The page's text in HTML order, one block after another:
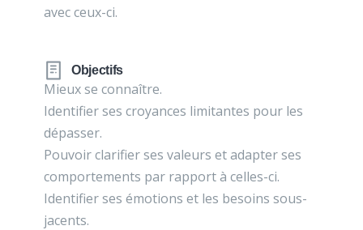
avec ceux-ci.
Objectifs
Mieux se connaître.
Identifier ses croyances limitantes pour les
dépasser.
Pouvoir clarifier ses valeurs et adapter ses
comportements par rapport à celles-ci.
Identifier ses émotions et les besoins sous-
jacents.